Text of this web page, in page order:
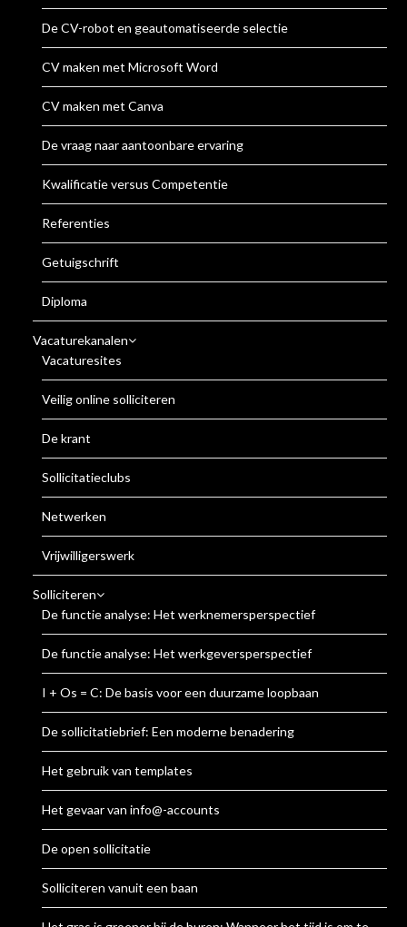
De CV-robot en geautomatiseerde selectie
CV maken met Microsoft Word
CV maken met Canva
De vraag naar aantoonbare ervaring
Kwalificatie versus Competentie
Referenties
Getuigschrift
Diploma
Vacaturekanalen
Vacaturesites
Veilig online solliciteren
De krant
Sollicitatieclubs
Netwerken
Vrijwilligerswerk
Solliciteren
De functie analyse: Het werknemersperspectief
De functie analyse: Het werkgeversperspectief
I + Os = C: De basis voor een duurzame loopbaan
De sollicitatiebrief: Een moderne benadering
Het gebruik van templates
Het gevaar van info@-accounts
De open sollicitatie
Solliciteren vanuit een baan